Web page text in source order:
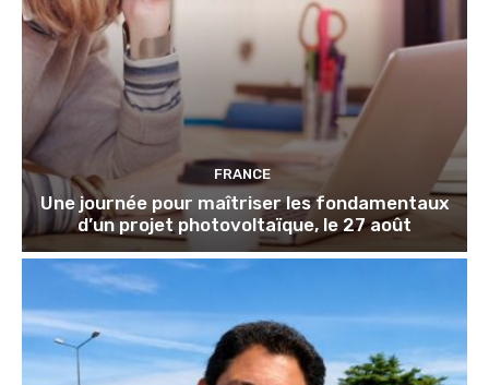
FRANCE
Une journée pour maîtriser les fondamentaux
d’un projet photovoltaïque, le 27 août